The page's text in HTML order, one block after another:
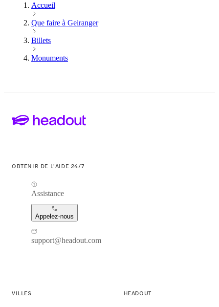
Accueil
Que faire à Geiranger
Billets
Monuments
OBTENIR DE L'AIDE 24/7
Assistance
Appelez-nous
support@headout.com
VILLES HEADOUT